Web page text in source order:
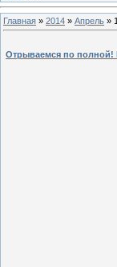
Главная » 2014 » Апрель »
Отрываемся по полной!